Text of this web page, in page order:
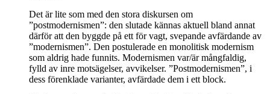
Det är lite som med den stora diskursen om
”postmodernismen”: den slutade kännas aktuell bland annat
därför att den byggde på ett för vagt, svepande avfärdande av
”modernismen”. Den postulerade en monolitisk modernism
som aldrig hade funnits. Modernismen var/är mångfaldig,
fylld av inre motsägelser, avvikelser. ”Postmodernismen”, i
dess förenklade varianter, avfärdade dem i ett block.